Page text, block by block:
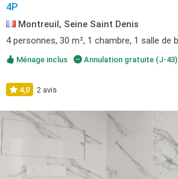
4P
Montreuil, Seine Saint Denis
4 personnes, 30 m², 1 chambre, 1 salle de
Ménage inclus Annulation gratuite (J-43)
4,0 2 avis